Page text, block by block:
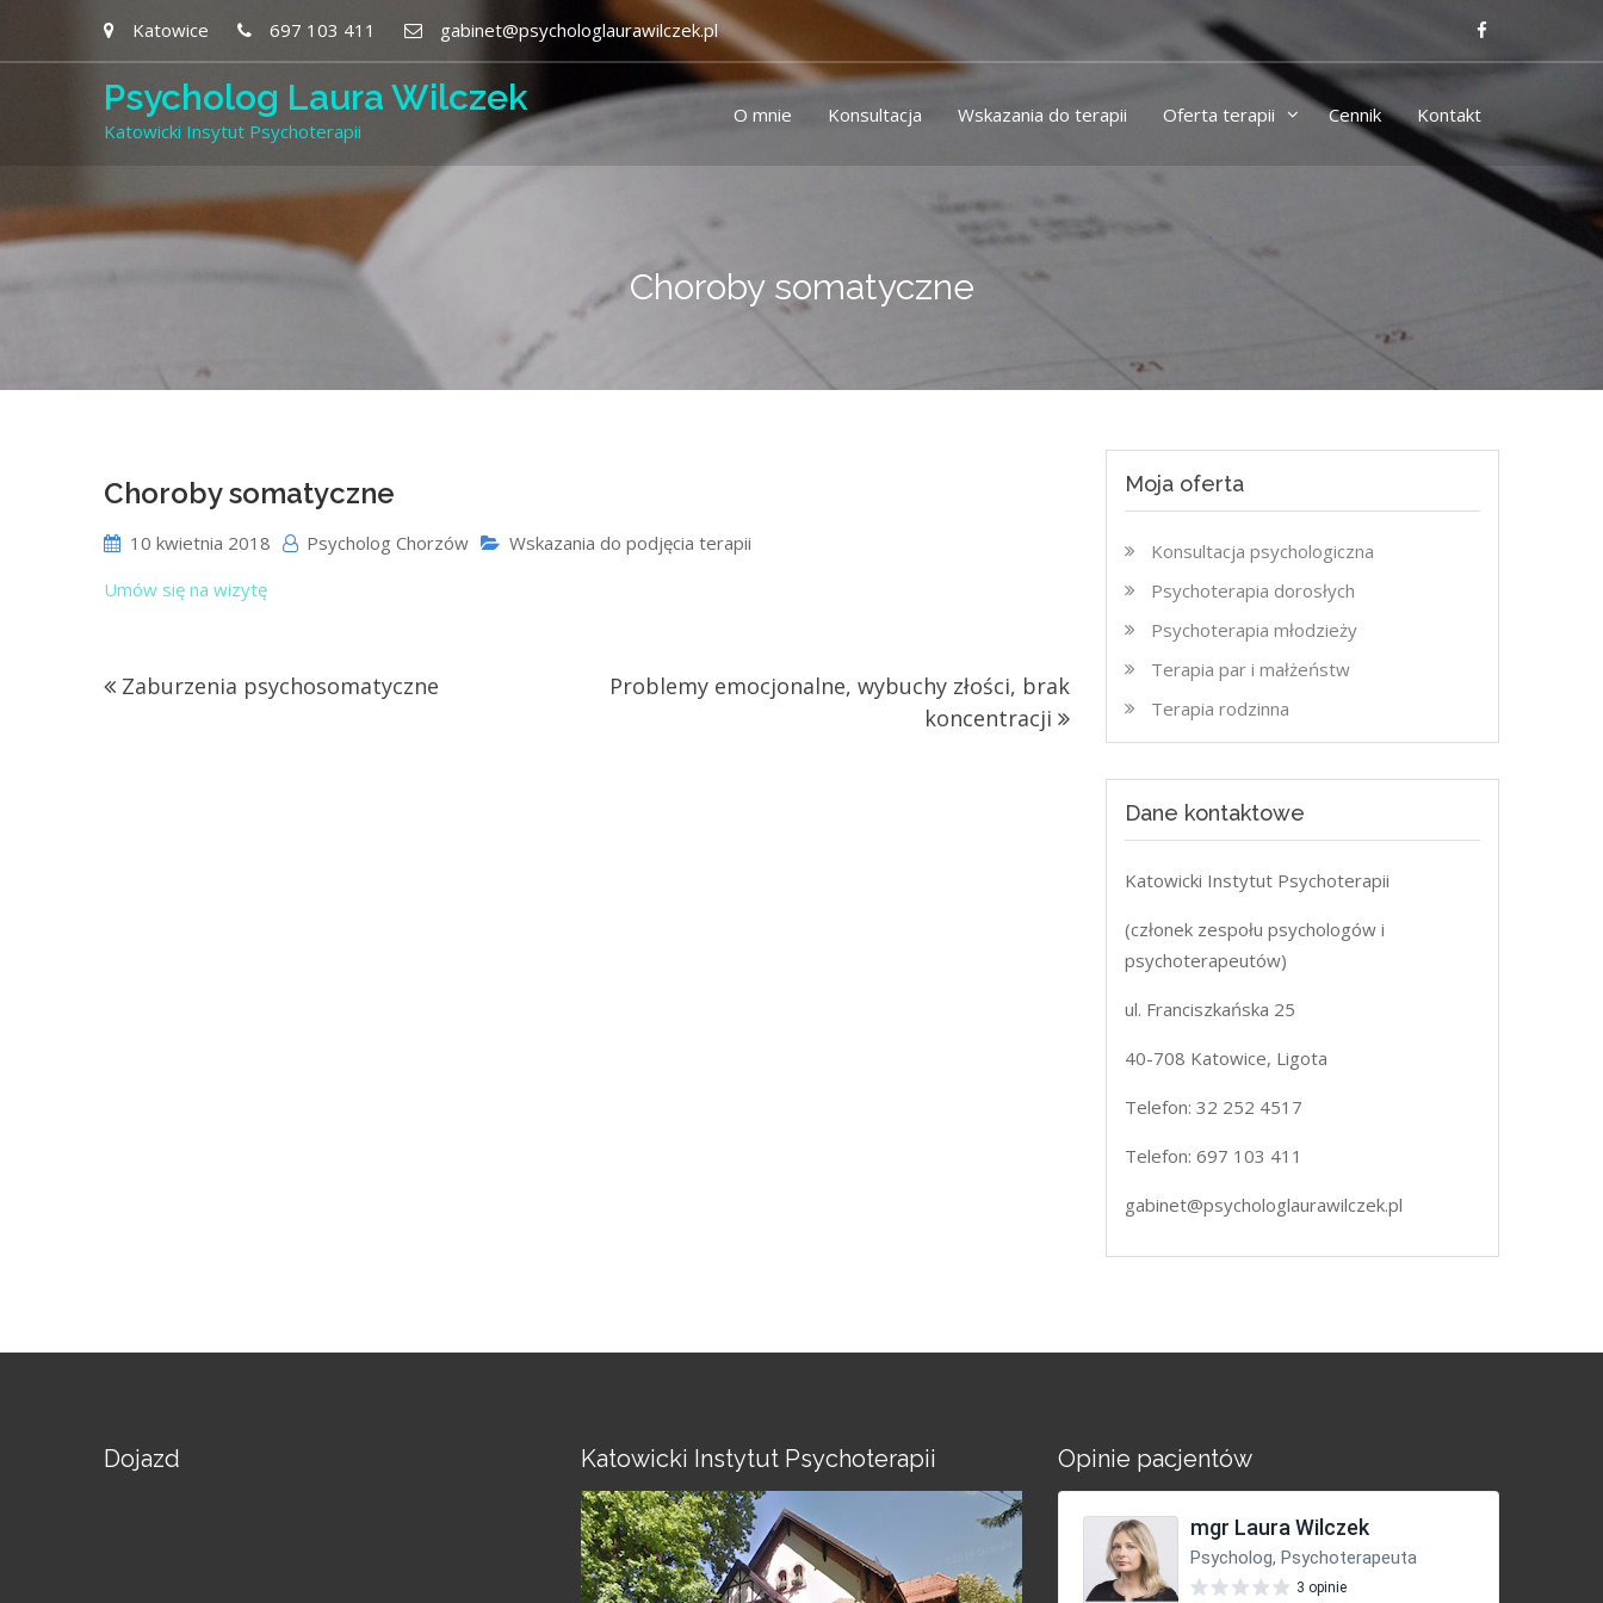
Katowice 697 103 411 gabinet@psychologlaurawilczek.pl
Psycholog Laura Wilczek
Katowicki Insytut Psychoterapii
O mnie Konsultacja Wskazania do terapii Oferta terapii Cennik Kontakt
Choroby somatyczne
Choroby somatyczne
10 kwietnia 2018 Psycholog Chorzów
Wskazania do podjęcia terapii
Umów się na wizytę
wpisu
Zaburzenia psychosomatyczne
Problemy emocjonalne, wybuchy złości, brak
koncentracji
Moja oferta
Konsultacja psychologiczna
Psychoterapia dorosłych
Psychoterapia młodzieży
Terapia par i małżeństw
Terapia rodzinna
Dane kontaktowe
Katowicki Instytut Psychoterapii
(członek zespołu psychologów i
psychoterapeutów)
ul. Franciszkańska 25
40-708 Katowice, Ligota
Telefon: 32 252 4517
Telefon: 697 103 411
gabinet@psychologlaurawilczek.pl
Dojazd Katowicki Instytut Psychoterapii Opinie pacjentów